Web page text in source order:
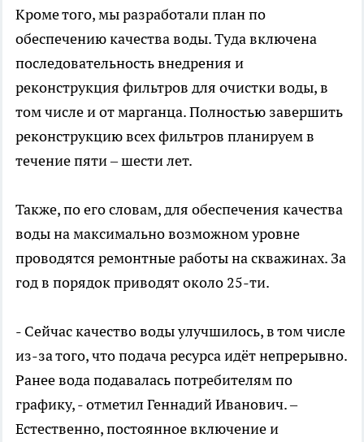
Кроме того, мы разработали план по
обеспечению качества воды. Туда включена
последовательность внедрения и
реконструкция фильтров для очистки воды, в
том числе и от марганца. Полностью завершить
реконструкцию всех фильтров планируем в
течение пяти – шести лет.
Также, по его словам, для обеспечения качества
воды на максимально возможном уровне
проводятся ремонтные работы на скважинах. За
год в порядок приводят около 25-ти.
- Сейчас качество воды улучшилось, в том числе
из-за того, что подача ресурса идёт непрерывно.
Ранее вода подавалась потребителям по
графику, - отметил Геннадий Иванович. –
Естественно, постоянное включение и